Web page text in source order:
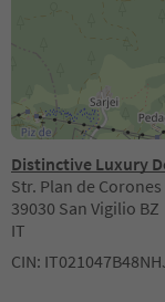
Distinctive Luxury
Str. Plan de Corones
39030 San Vigilio BZ
IT
CIN: